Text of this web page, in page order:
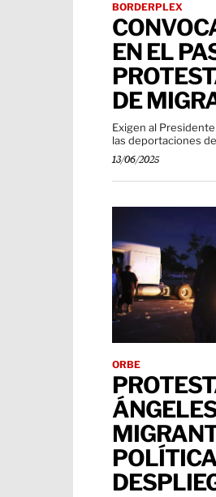
BORDERPLEX
EN EL
DE
Exigen al
13/06/2025
ORBE